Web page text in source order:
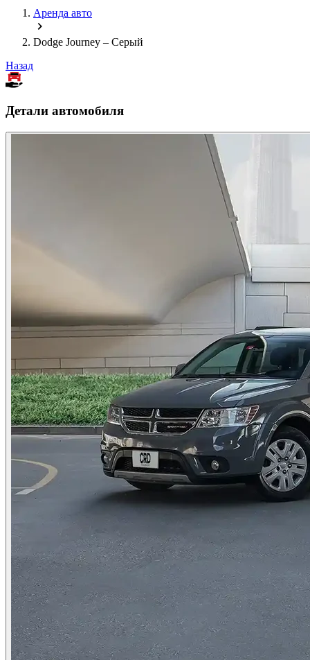
Аренда авто
Dodge Journey – Серый
Назад
Детали автомобиля